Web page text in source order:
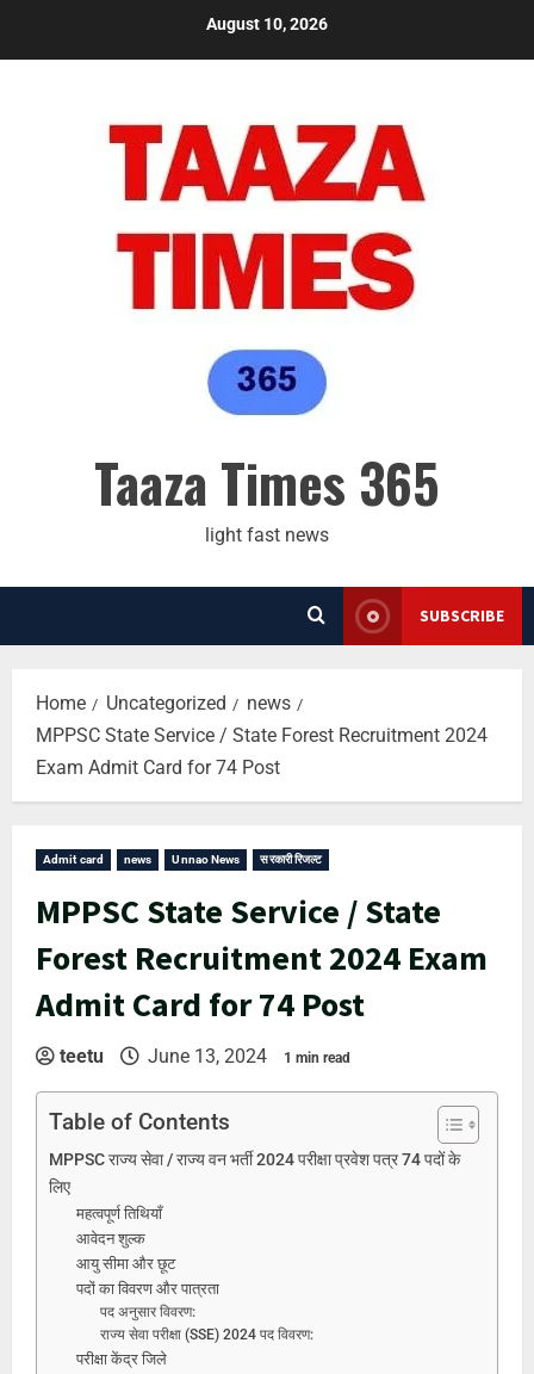
August 10, 2026
Taaza Times 365
light fast news
SUBSCRIBE
Home Uncategorized
news
MPPSC State Service / State Forest Recruitment 2024
Exam Admit Card for 74 Post
Admit card news Unnao News सरकारी रिजल्ट
MPPSC State Service / State
Forest Recruitment 2024 Exam
Admit Card for 74 Post
teetu June 13, 2024 1 min read
Table of Contents
MPPSC राज्य सेवा / राज्य वन भर्ती 2024 परीक्षा प्रवेश पत्र 74 पदों के
लिए
महत्वपूर्ण तिथियाँ
आवेदन शुल्क
आयु सीमा और छूट
पदों का विवरण और पात्रता
पद अनुसार विवरण:
राज्य सेवा परीक्षा (SSE) 2024 पद विवरण:
परीक्षा केंद्र जिले